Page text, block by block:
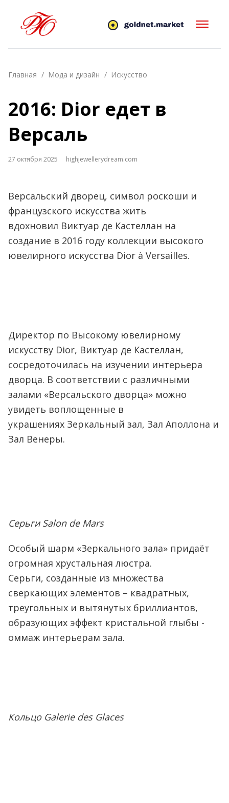
Главная Мода и дизайн Искусство
2016: Dior едет в
Версаль
27 октября 2025 highjewellerydream.com
Версальский дворец, символ роскоши и
французского искусства жить
вдохновил Виктуар де Кастеллан на
создание в 2016 году коллекции высокого
ювелирного искусства Dior à Versailles.
Директор по Высокому ювелирному
искусству Dior, Виктуар де Кастеллан,
сосредоточилась на изучении интерьера
дворца. В соответствии с различными
залами «Версальского дворца» можно
увидеть воплощенные в
украшениях Зеркальный зал, Зал Аполлона и
Зал Венеры.
Серьги Salon de Mars
Особый шарм «Зеркального зала» придаёт
огромная хрустальная люстра.
Серьги, созданные из множества
сверкающих элементов – квадратных,
треугольных и вытянутых бриллиантов,
образующих эффект кристальной глыбы -
оммаж интерьерам зала.
Кольцо Galerie des Glaces